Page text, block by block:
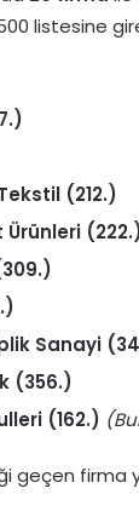
listesine
(212.)
(222.)
Sanayi
(356.)
(162.)
geçen firma